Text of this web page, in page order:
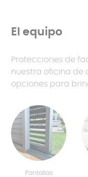
El equipo
Protecciones de
nuestra oficina de
opciones para
Pantallas